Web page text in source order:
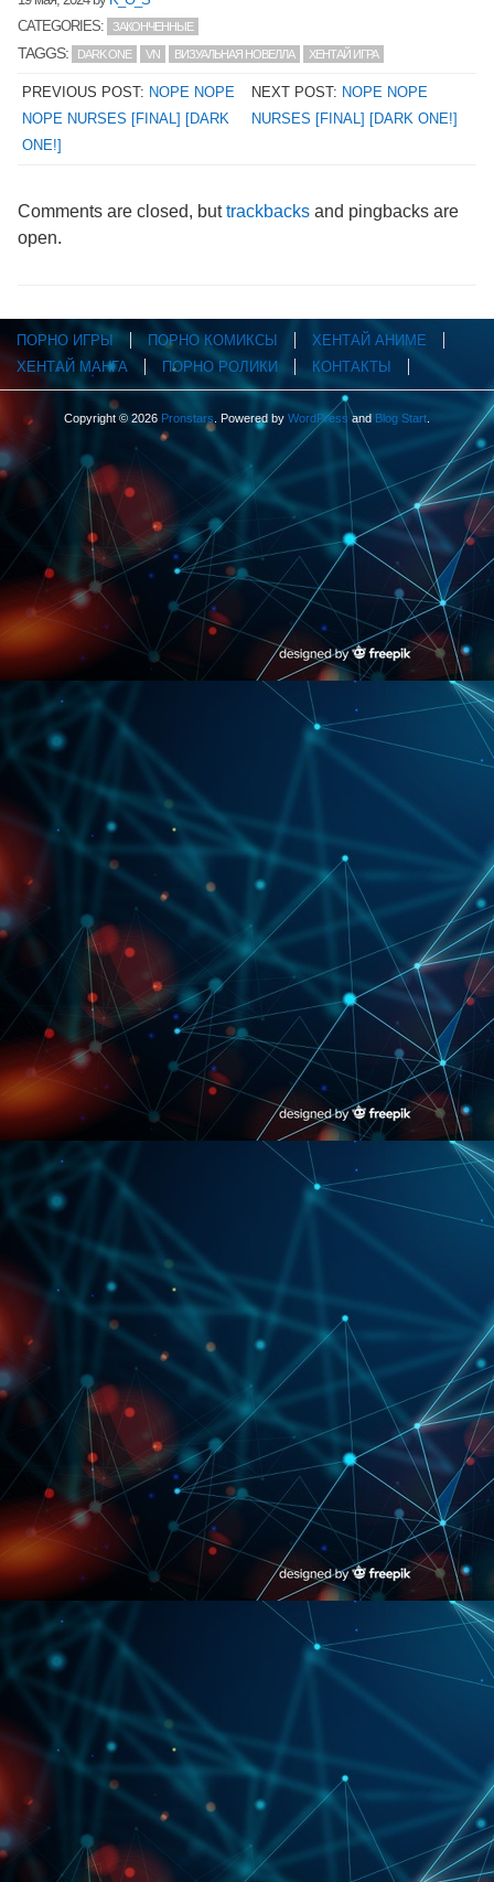
CATEGORIES:
ЗАКОНЧЕННЫЕ
TAGGS: DARK ONE VN ВИЗУАЛЬНАЯ НОВЕЛЛА ХЕНТАЙ ИГРА
PREVIOUS POST: NOPE NOPE
NOPE NURSES [FINAL] [DARK
ONE!]
NEXT POST: NOPE NOPE
NURSES [FINAL] [DARK ONE!]
Comments are closed, buttrackbacks and pingbacks are
open.
ПОРНО ИГРЫ ПОРНО КОМИКСЫ
ХЕНТАЙ АНИМЕ
ХЕНТАЙ МАНГА
ПОРНО РОЛИКИ КОНТАКТЫ
Copyright © 2026 Pronstars . Powered by WordPress and Blog Start